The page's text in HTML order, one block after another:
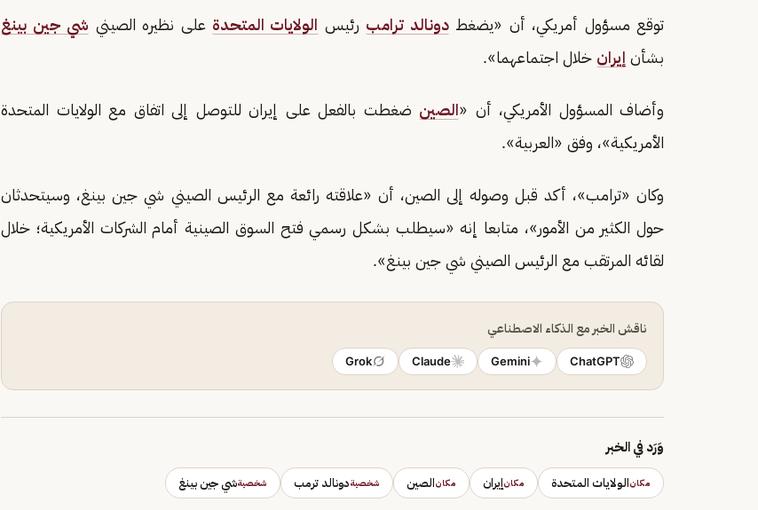
توقع مسؤول أمريكي، أن «يضغطدونالد ترامب رئيس الولايات المتحدة على نظيره الصيني شي جين بينغ
بشأن إيران خلال اجتماعهما».
وأضاف المسؤول الأمريكي، أن «الصين ضغطت بالفعل على إيران للتوصل إلى اتفاق مع الولايات المتحدة
الأمريكية»، وفق «العربية».
وكان «ترامب»، أكد قبل وصوله إلى الصين، أن «علاقته رائعة مع الرئيس الصيني شي جين بينغ، وسيتحدثان
حول الكثير من الأمور»، متابعا إنه «سيطلب بشكل رسمي فتح السوق الصينية أمام الشركات الأمريكية؛ خلال
لقائه المرتقب مع الرئيس الصيني شي جين بينغ».
ناقش الخبر مع الذكاء الاصطناعي
ChatGPT
Gemini
Claude
Grok
وَرَد في الخبر
مكانالولايات المتحدة مكانإيران مكانالصين شخصيةدونالد ترمب شخصيةشي جين بينغ